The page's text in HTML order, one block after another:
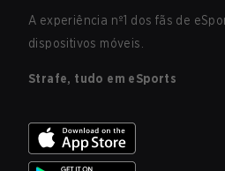
A experiência nº1 dos fãs de
dispositivos móveis.
Strafe, tudo em eSports